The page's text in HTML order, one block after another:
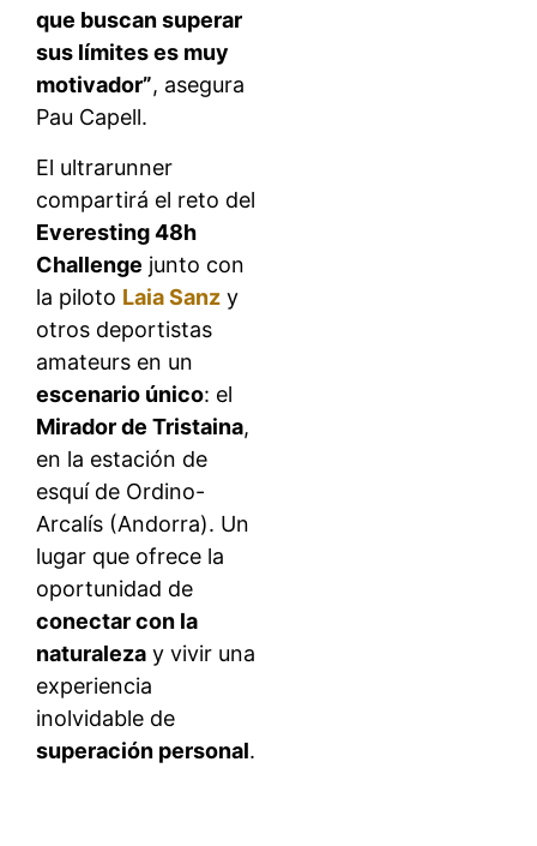
que buscan superar
sus límites es muy
motivador”, asegura
Pau Capell.
El ultrarunner
compartirá el reto del
Everesting 48h
Challenge junto con
la piloto Laia Sanz y
otros deportistas
amateurs en un
escenario único: el
Mirador de Tristaina,
en la estación de
esquí de Ordino-
Arcalís (Andorra). Un
lugar que ofrece la
oportunidad de
conectar con la
naturaleza y vivir una
experiencia
inolvidable de
superación personal.